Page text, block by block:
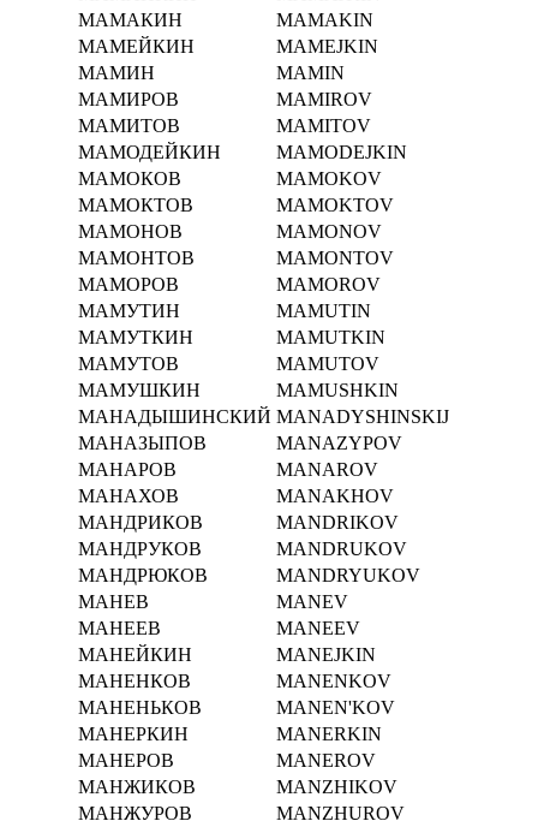
МАМАКИН
MAMAKIN
МАМЕЙКИН
MAMEJKIN
МАМИН
MAMIN
МАМИРОВ
MAMIROV
МАМИТОВ
MAMITOV
МАМОДЕЙКИН
MAMODEJKIN
МАМОКОВ
MAMOKOV
МАМОКТОВ
MAMOKTOV
МАМОНОВ
MAMONOV
МАМОНТОВ
MAMONTOV
МАМОРОВ
MAMOROV
МАМУТИН
MAMUTIN
МАМУТКИН
MAMUTKIN
МАМУТОВ
MAMUTOV
МАМУШКИН
MAMUSHKIN
МАНАДЫШИНСКИЙ MANADYSHINSKIJ
МАНАЗЫПОВ
MANAZYPOV
МАНАРОВ
MANAROV
МАНАХОВ
MANAKHOV
МАНДРИКОВ
MANDRIKOV
МАНДРУКОВ
MANDRUKOV
МАНДРЮКОВ
MANDRYUKOV
МАНЕВ
MANEV
МАНЕЕВ
MANEEV
МАНЕЙКИН
MANEJKIN
МАНЕНКОВ
MANENKOV
МАНЕНЬКОВ
MANEN'KOV
МАНЕРКИН
MANERKIN
МАНЕРОВ
MANEROV
МАНЖИКОВ
MANZHIKOV
МАНЖУРОВ
MANZHUROV